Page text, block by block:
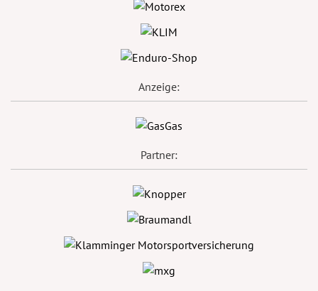
Anzeige:
Partner: